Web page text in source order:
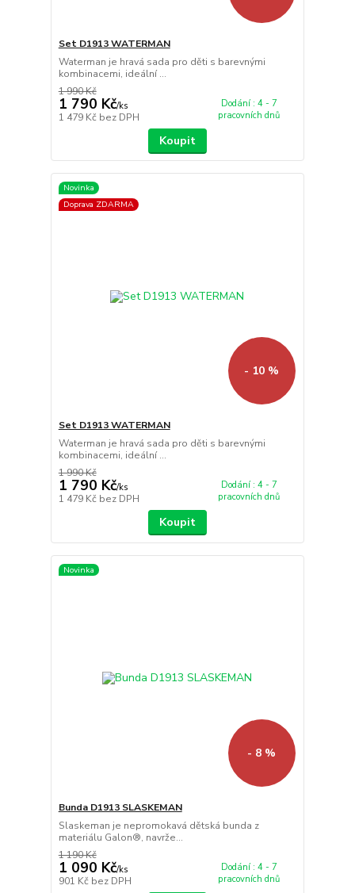
Set D1913 WATERMAN
Waterman je hravá sada pro děti s barevnými
kombinacemi, ideální ...
1 990 Kč
1 790 Kč/ks
1 479 Kč bez DPH
Dodání : 4 - 7
pracovních dnů
Koupit
Novinka
Doprava ZDARMA
- 10 %
Set D1913 WATERMAN
Waterman je hravá sada pro děti s barevnými
kombinacemi, ideální ...
1 990 Kč
1 790 Kč/ks
1 479 Kč bez DPH
Dodání : 4 - 7
pracovních dnů
Koupit
Novinka
- 8 %
Bunda D1913 SLASKEMAN
Slaskeman je nepromokavá dětská bunda z
materiálu Galon®, navrže...
1 190 Kč
1 090 Kč/ks
901 Kč bez DPH
Dodání : 4 - 7
pracovních dnů